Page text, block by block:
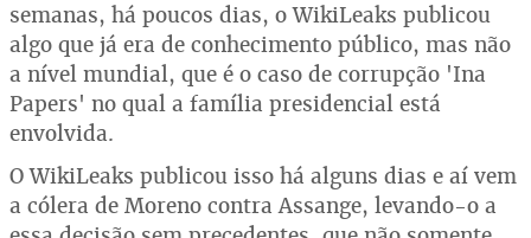
semanas, há poucos dias, o WikiLeaks publicou
algo que já era de conhecimento público, mas não
a nível mundial, que é o caso de corrupção 'Ina
Papers' no qual a família presidencial está
envolvida.
O WikiLeaks publicou isso há alguns dias e aí vem
a cólera de Moreno contra Assange, levando-o a